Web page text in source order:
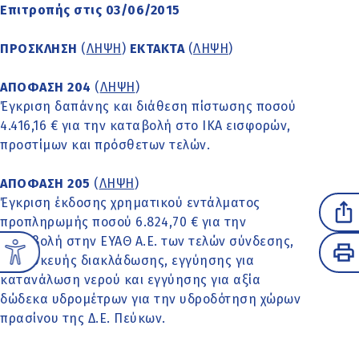
Επιτροπής στις 03/06/2015
ΠΡΟΣΚΛΗΣΗ (ΛΗΨΗ ) ΕΚΤΑΚΤΑ (ΛΗΨΗ )
ΑΠΟΦΑΣΗ 204 (ΛΗΨΗ )
Έγκριση δαπάνης και διάθεση πίστωσης ποσού
4.416,16 € για την καταβολή στο ΙΚΑ εισφορών,
προστίμων και πρόσθετων τελών.
ΑΠΟΦΑΣΗ 205 (ΛΗΨΗ )
Έγκριση έκδοσης χρηματικού εντάλματος
προπληρωμής ποσού 6.824,70 € για την
καταβολή στην ΕΥΑΘ Α.Ε. των τελών σύνδεσης,
κατασκευής διακλάδωσης, εγγύησης για
κατανάλωση νερού και εγγύησης για αξία
δώδεκα υδρομέτρων για την υδροδότηση χώρων
πρασίνου της Δ.Ε. Πεύκων.